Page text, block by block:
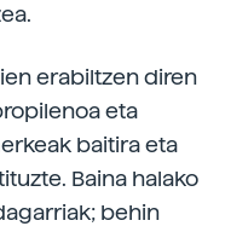
erabiltzen diren
eta
baitira eta
Baina halako
behin